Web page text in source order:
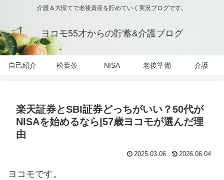
介護＆大慌てで老後資産を貯めていく実況ブログです。
ヨコモ55才からの貯蓄&介護ブログ
自己紹介 松葉茶 NISA 老後準備 介護
楽天証券とSBI証券どっちがいい？50代が
NISAを始めるなら|57歳ヨコモが選んだ理
由
2025.03.06 2026.06.04
ヨコモです。